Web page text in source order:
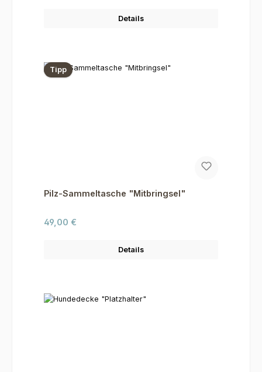
Details
Tipp
Pilz-Sammeltasche "Mitbringsel"
Regulärer Preis:
49,00 €
Details